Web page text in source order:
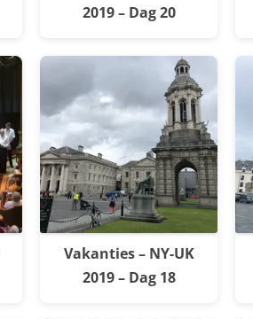
2019 – Dag 20
Vakanties – NY-UK
2019 – Dag 18